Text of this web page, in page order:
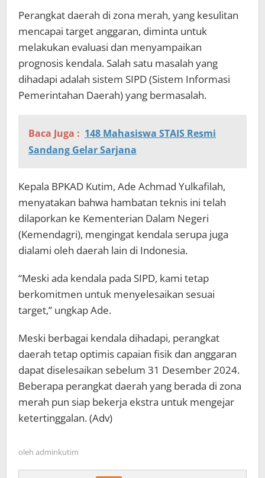
Perangkat daerah di zona merah, yang kesulitan
mencapai target anggaran, diminta untuk
melakukan evaluasi dan menyampaikan
prognosis kendala. Salah satu masalah yang
dihadapi adalah sistem SIPD (Sistem Informasi
Pemerintahan Daerah) yang bermasalah.
Baca Juga : 148 Mahasiswa STAIS Resmi
Sandang Gelar Sarjana
Kepala BPKAD Kutim, Ade Achmad Yulkafilah,
menyatakan bahwa hambatan teknis ini telah
dilaporkan ke Kementerian Dalam Negeri
(Kemendagri), mengingat kendala serupa juga
dialami oleh daerah lain di Indonesia.
“Meski ada kendala pada SIPD, kami tetap
berkomitmen untuk menyelesaikan sesuai
target,” ungkap Ade.
Meski berbagai kendala dihadapi, perangkat
daerah tetap optimis capaian fisik dan anggaran
dapat diselesaikan sebelum 31 Desember 2024.
Beberapa perangkat daerah yang berada di zona
merah pun siap bekerja ekstra untuk mengejar
ketertinggalan. (Adv)
oleh adminkutim